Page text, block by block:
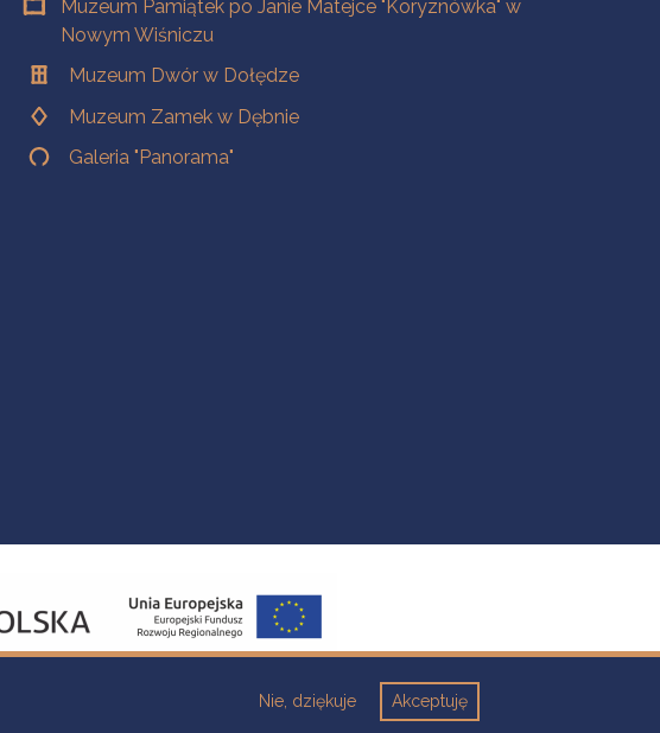
Muzeum Pamiątek po Janie Matejce "Koryznówka" w
Nowym Wiśniczu
Muzeum Dwór w Dołędze
Muzeum Zamek w Dębnie
Galeria "Panorama"
Akceptuję
Nie, dziękuje